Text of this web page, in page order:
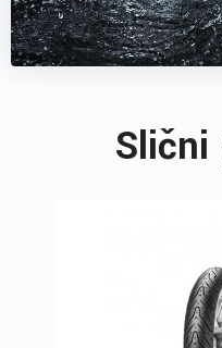
Slični